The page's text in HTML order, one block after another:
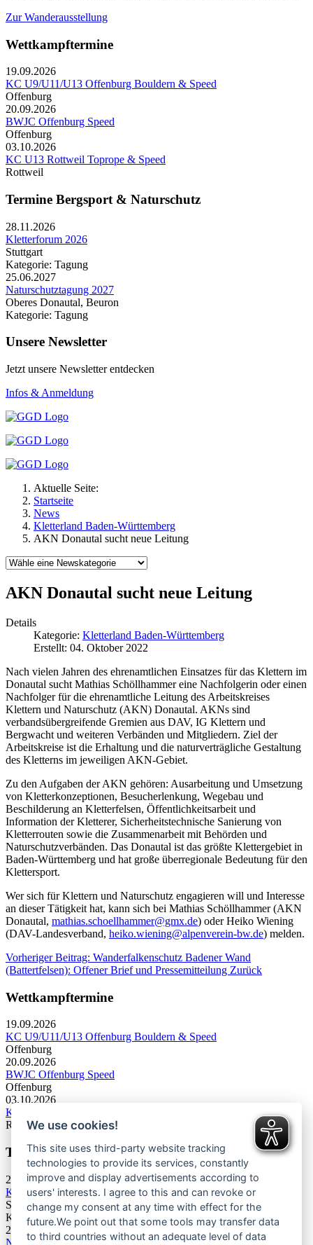
Zur Wanderausstellung
Wettkampftermine
19.09.2026
KC U9/U11/U13 Offenburg Bouldern & Speed
Offenburg
20.09.2026
BWJC Offenburg Speed
Offenburg
03.10.2026
KC U13 Rottweil Toprope & Speed
Rottweil
Termine Bergsport & Naturschutz
28.11.2026
Kletterforum 2026
Stuttgart
Kategorie: Tagung
25.06.2027
Naturschutztagung 2027
Oberes Donautal, Beuron
Kategorie: Tagung
Unsere Newsletter
Jetzt unsere Newsletter entdecken
Infos & Anmeldung
Aktuelle Seite:
Startseite
News
Kletterland Baden-Württemberg
AKN Donautal sucht neue Leitung
AKN Donautal sucht neue Leitung
Details
Kategorie: Kletterland Baden-Württemberg
Erstellt: 04. Oktober 2022
Nach vielen Jahren des ehrenamtlichen Einsatzes für das Klettern im
Donautal sucht Mathias Schöllhammer eine Nachfolgerin oder einen
Nachfolger für die ehrenamtliche Leitung des Arbeitskreises
Klettern und Naturschutz (AKN) Donautal. AKNs sind
verbandsübergreifende Gremien aus DAV, IG Klettern und
Bergwacht und weiteren Verbänden und Mitgliedern. Ziel der
Arbeitskreise ist die Erhaltung und die naturverträgliche Gestaltung
des Kletterns im jeweiligen AKN-Gebiet.
Zu den Aufgaben der AKN gehören: Ausarbeitung und Umsetzung
von Kletterkonzeptionen, Besucherlenkung, Wegebau und
Beschilderung an Kletterfelsen, Öffentlichkeitsarbeit und
Information der Kletterer, Sicherheitstechnische Sanierung von
Kletterrouten sowie die Zusammenarbeit mit Behörden und
Naturschutzverbänden. Das Donautal ist das größte Klettergebiet in
Baden-Württemberg und hat große überregionale Bedeutung für den
Klettersport.
Wer sich für Klettern und Naturschutz engagieren will und Interesse
an dieser Tätigkeit hat, kann sich bei Mathias Schöllhammer (AKN
Donautal, mathias.schoellhammer@gmx.de) oder Heiko Wiening
(DAV-Landesverband, heiko.wiening@alpenverein-bw.de) melden.
Vorheriger Beitrag: Wanderfalkenschutz Badener Wand
(Battertfelsen): Offener Brief und Pressemitteilung Zurück
Wettkampftermine
19.09.2026
KC U9/U11/U13 Offenburg Bouldern & Speed
Offenburg
20.09.2026
BWJC Offenburg Speed
Offenburg
03.10.2026
KC U13 Rottweil Toprope & Speed
Rottweil
Termine Bergsport & Naturschutz
28.11.2026
Kletterforum 2026
Stuttgart
Kategorie: Tagung
25.06.2027
Naturschutztagung 2027
We use cookies!
This site uses third-party website tracking
technologies to provide its services, constantly
improve and display advertisements according to
users' interests. I agree to this and can revoke or
change my consent at any time with effect for the
future.We point out that some tools may transfer data
to third countries without an adequate level of data